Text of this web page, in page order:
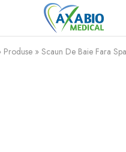
Axabio
Medical
Solutii
pentru
sanatatea
Produse » Scaun De Baie Fara